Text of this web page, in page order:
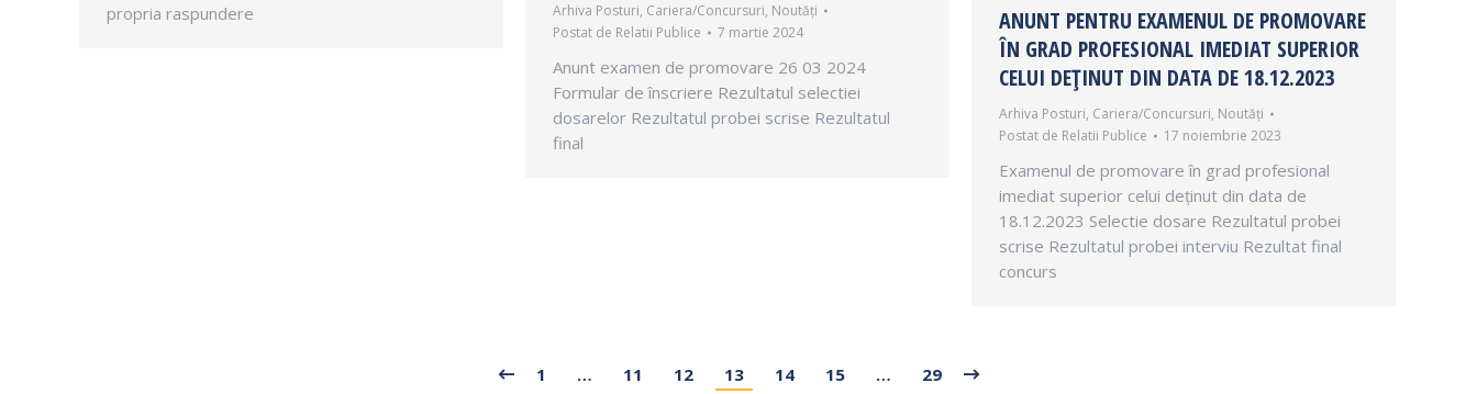
propria raspundere
Arhiva Posturi, Cariera/Concursuri, Noutăți
Postat de Relatii Publice 7 martie 2024
Anunt examen de promovare 26 03 2024
Formular de înscriere Rezultatul selectiei
dosarelor Rezultatul probei scrise Rezultatul
final
ANUNT PENTRU EXAMENUL DE PROMOVARE
ÎN GRAD PROFESIONAL IMEDIAT SUPERIOR
CELUI DEȚINUT DIN DATA DE 18.12.2023
Arhiva Posturi, Cariera/Concursuri, Noutăți
Postat de Relatii Publice 17 noiembrie 2023
Examenul de promovare în grad profesional
imediat superior celui deținut din data de
18.12.2023 Selectie dosare Rezultatul probei
scrise Rezultatul probei interviu Rezultat final
concurs
1 … 11 12 13 14 15 … 29